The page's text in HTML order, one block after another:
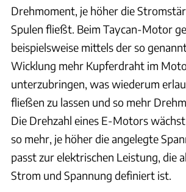
Drehmoment, je höher die
Spulen fließt. Beim Taycan-Motor
beispielsweise mittels der so
Wicklung mehr Kupferdraht im
unterzubringen, was wiederum
fließen zu lassen und so mehr
Die Drehzahl eines E-Motors
so mehr, je höher die angelegte
passt zur elektrischen Leistung, die
Strom und Spannung definiert ist.